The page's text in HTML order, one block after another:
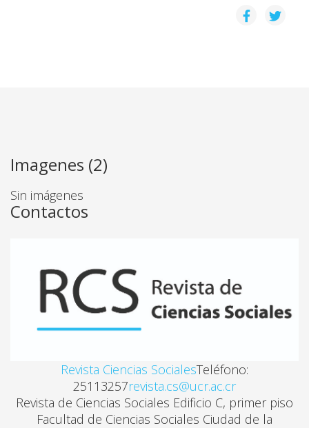
RESEÑA BIBLIOGRAFICA SOBRE EL TEMA DEL
Hugo A. Miguez
ALCOHOLISMO FEMENINO Y SU TERAPEUTICA
ALCOHOLICOS ANONIMOS: UN EJEMPLO DE
Marta Eugenia Pardo Angulo
Xinia Picado Gatgens
LA CATEGORIA DEL INCONSCIENTE Y LA
Imagenes (2)
Sin imágenes
Contactos
Revista Ciencias SocialesTeléfono:
25113257revista.cs@ucr.ac.cr
Revista de Ciencias Sociales Edificio C, primer piso
Facultad de Ciencias Sociales Ciudad de la